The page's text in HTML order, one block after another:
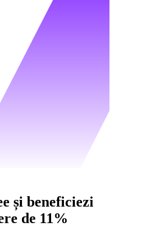
și beneficiezi
de 11%